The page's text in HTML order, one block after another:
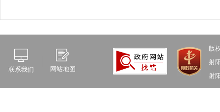
联系我们 网站地图
版
射
射